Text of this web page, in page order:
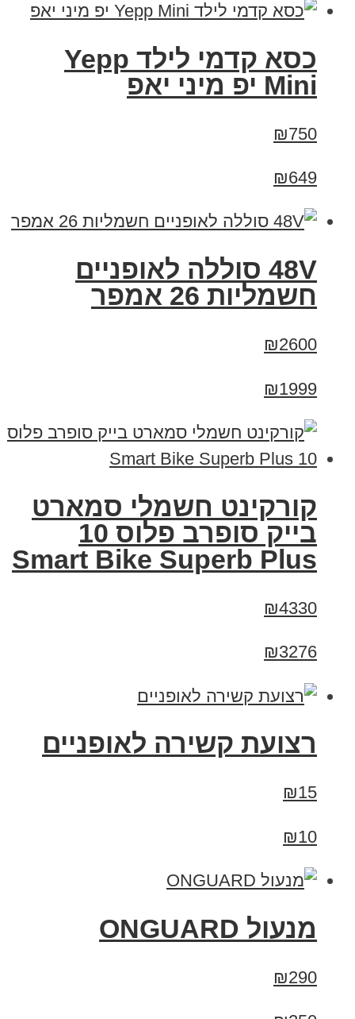
כסא קדמי לילד Yepp
Mini יפ מיני יאפ
₪750
₪649
48V סוללה לאופניים
חשמליות 26 אמפר
₪2600
₪1999
קורקינט חשמלי סמארט
בייק סופרב פלוס 10
Smart Bike Superb Plus
₪4330
₪3276
רצועת קשירה לאופניים
₪15
₪10
מנעול ONGUARD
₪290